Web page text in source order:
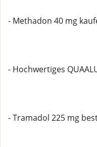
- Methadon 40 mg
- Hochwertiges
- Tramadol 225 mg